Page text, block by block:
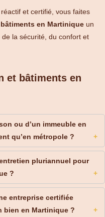
et certifié, vous faites
en Martinique un
la sécurité, du confort et
et bâtiments en
ou d’un immeuble en
qu’en métropole ?
pluriannuel pour
?
entreprise certifiée
bien en Martinique ?